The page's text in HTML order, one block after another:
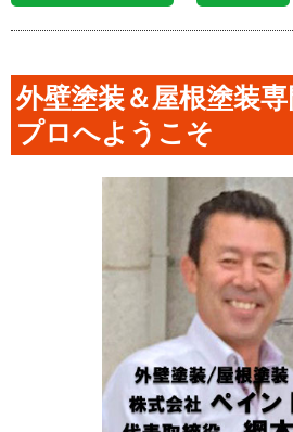
外壁塗装＆屋根塗装
プロへようこそ